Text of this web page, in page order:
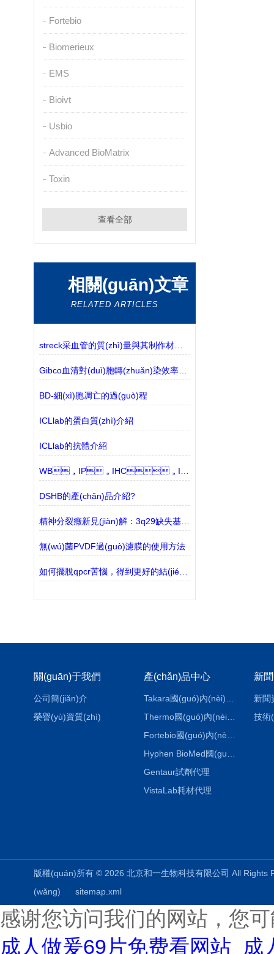
Fortebio
Biomerieux
EMS
Bioivt
Usbio
Advanced BioMatrix
Toxin
查看全部
相關(guān)文章
RELATED ARTICLES
streck采血管的質(zhì)量與其制作材料相關(guān)
Gibco血清對(duì)胞轉(zhuǎn)染效率的影響解讀
BD-細(xì)胞凋亡的過(guò)程
ICLlab的蛋白質(zhì)介紹
ICLlab的抗體介紹
DSHB的產(chǎn)品介紹?
精神分裂癥新見(jiàn)解：3q29缺失基因與線粒體功能受損有關(guān)
無(wú)菌PVDF過(guò)濾膜的使用方法
如何擺脫qpcr苦惱，得到更好的結(jié)果
關(guān)于我們
公司簡(jiǎn)介
榮譽(yù)資質(zhì)
產(chǎn)品中心
Thermo國(guó)內(nèi)代理
Gentaur試劑代理
VistaLab耗材代理
新
新聞
技術
版權(quán)所有 © 2026 北京和一生物科技有限公司 All
(wǎng)
sitemap.xml
感谢您访问我们的网站，您
成人做爰69片免费看网站_